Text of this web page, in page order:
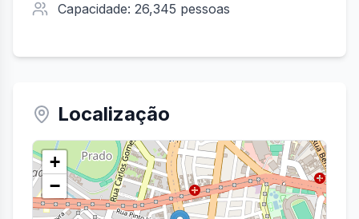
Capacidade: 26,345 pessoas
Localização
+
−